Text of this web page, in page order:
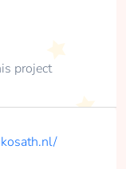
project